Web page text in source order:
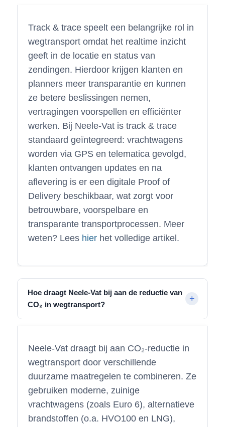
Track & trace speelt een belangrijke rol in
wegtransport omdat het realtime inzicht
geeft in de locatie en status van
zendingen. Hierdoor krijgen klanten en
planners meer transparantie en kunnen
ze betere beslissingen nemen,
vertragingen voorspellen en efficiënter
werken. Bij Neele-Vat is track & trace
standaard geïntegreerd: vrachtwagens
worden via GPS en telematica gevolgd,
klanten ontvangen updates en na
aflevering is er een digitale Proof of
Delivery beschikbaar, wat zorgt voor
betrouwbare, voorspelbare en
transparante transportprocessen. Meer
weten? Lees hierhet volledige artikel.
Hoe draagt Neele-Vat bij aan de reductie van
CO₂ in wegtransport?
Neele-Vat draagt bij aan CO₂-reductie in
wegtransport door verschillende
duurzame maatregelen te combineren. Ze
gebruiken moderne, zuinige
vrachtwagens (zoals Euro 6), alternatieve
brandstoffen (o.a. HVO100 en LNG),